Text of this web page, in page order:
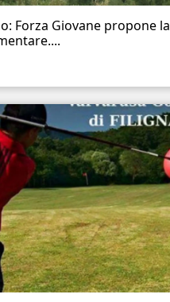
Forza Giovane propone la